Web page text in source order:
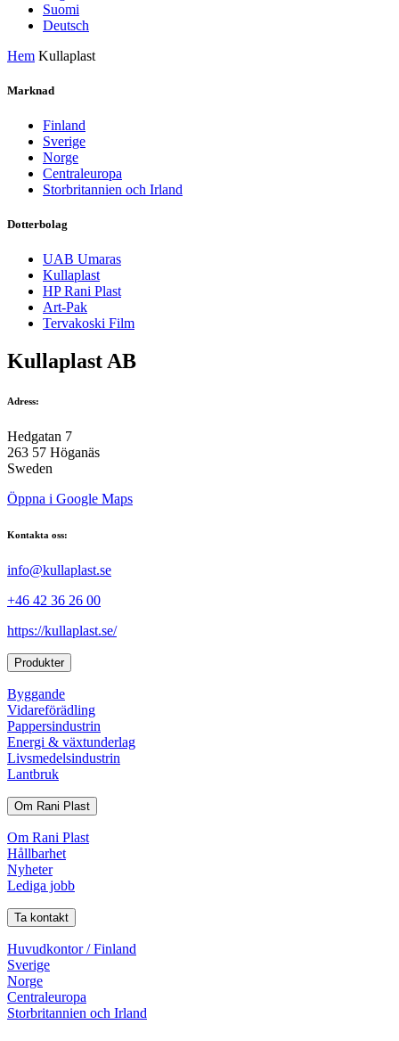
Suomi
Deutsch
Hem Kullaplast
Marknad
Finland
Sverige
Norge
Centraleuropa
Storbritannien och Irland
Dotterbolag
UAB Umaras
Kullaplast
HP Rani Plast
Art-Pak
Tervakoski Film
Kullaplast AB
Adress:
Hedgatan 7
263 57 Höganäs
Sweden
Öppna i Google Maps
Kontakta oss:
info@kullaplast.se
+46 42 36 26 00
https://kullaplast.se/
Produkter
Byggande
Vidareförädling
Pappersindustrin
Energi & växtunderlag
Livsmedelsindustrin
Lantbruk
Om Rani Plast
Om Rani Plast
Hållbarhet
Nyheter
Lediga jobb
Ta kontakt
Huvudkontor / Finland
Sverige
Norge
Centraleuropa
Storbritannien och Irland